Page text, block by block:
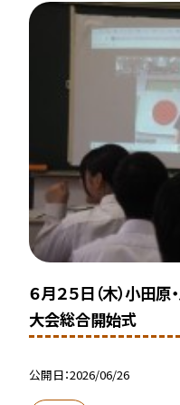
６月２５日（木）小田
大会総合開始式
公開日 2026/06/26